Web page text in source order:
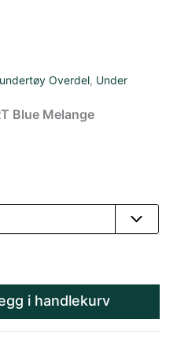
Overdel, Under
Blue Melange
i handlekurv